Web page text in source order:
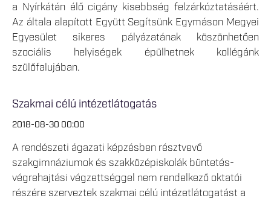
a Nyírkátán élő cigány kisebbség felzárkóztatásáért.
Az általa alapított Együtt Segítsünk Egymáson Megyei
Egyesület sikeres pályázatának köszönhetően
szociális helyiségek épülhetnek kollégánk
szülőfalujában.
Szakmai célú intézetlátogatás
2018-08-30 00:00
A rendészeti ágazati képzésben résztvevő
szakgimnáziumok és szakközépiskolák büntetés-
végrehajtási végzettséggel nem rendelkező oktatói
részére szerveztek szakmai célú intézetlátogatást a